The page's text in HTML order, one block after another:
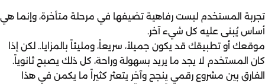
تجربة المستخدم ليست رفاهية تضيفها في مرحلة متأخرة، وإنما هي
أساس يُبنى عليه كل شيء آخر.
موقعك أو تطبيقك قد يكون جميلاً، سريعاً، ومليئاً بالمزايا.. لكن إذا
كان المستخدم لا يجد ما يريد بسهولة وراحة، كل ذلك يصبح ثانوياً.
الفارق بين مشروع رقمي ينجح وآخر يتعثر كثيراً ما يكمن في هذا